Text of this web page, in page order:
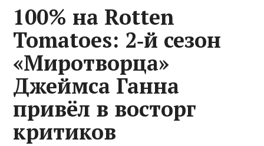
100% на Rotten
Tomatoes: 2‑й сезон
«Миротворца»
Джеймса Ганна
привёл в восторг
критиков